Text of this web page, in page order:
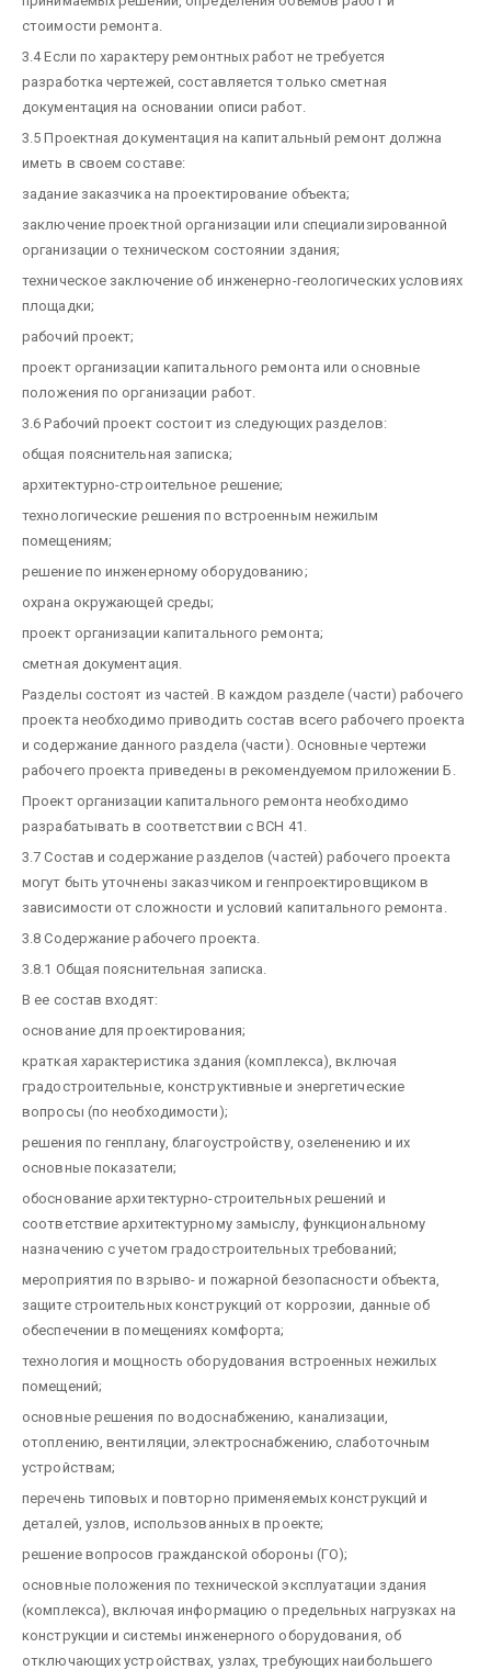
стоимости ремонта.
3.4 Если по характеру ремонтных работ не требуется
разработка чертежей, составляется только сметная
документация на основании описи работ.
3.5 Проектная документация на капитальный ремонт должна
иметь в своем составе:
задание заказчика на проектирование объекта;
заключение проектной организации или специализированной
организации о техническом состоянии здания;
техническое заключение об инженерно-геологических условиях
площадки;
рабочий проект;
проект организации капитального ремонта или основные
положения по организации работ.
3.6 Рабочий проект состоит из следующих разделов:
общая пояснительная записка;
архитектурно-строительное решение;
технологические решения по встроенным нежилым
помещениям;
решение по инженерному оборудованию;
охрана окружающей среды;
проект организации капитального ремонта;
сметная документация.
Разделы состоят из частей. В каждом разделе (части) рабочего
проекта необходимо приводить состав всего рабочего проекта
и содержание данного раздела (части). Основные чертежи
рабочего проекта приведены в рекомендуемом приложении Б.
Проект организации капитального ремонта необходимо
разрабатывать в соответствии с ВСН 41.
3.7 Состав и содержание разделов (частей) рабочего проекта
могут быть уточнены заказчиком и генпроектировщиком в
зависимости от сложности и условий капитального ремонта.
3.8 Содержание рабочего проекта.
3.8.1 Общая пояснительная записка.
В ее состав входят:
основание для проектирования;
краткая характеристика здания (комплекса), включая
градостроительные, конструктивные и энергетические
вопросы (по необходимости);
решения по генплану, благоустройству, озеленению и их
основные показатели;
обоснование архитектурно-строительных решений и
соответствие архитектурному замыслу, функциональному
назначению с учетом градостроительных требований;
мероприятия по взрыво- и пожарной безопасности объекта,
защите строительных конструкций от коррозии, данные об
обеспечении в помещениях комфорта;
технология и мощность оборудования встроенных нежилых
помещений;
основные решения по водоснабжению, канализации,
отоплению, вентиляции, электроснабжению, слаботочным
устройствам;
перечень типовых и повторно применяемых конструкций и
деталей, узлов, использованных в проекте;
решение вопросов гражданской обороны (ГО);
основные положения по технической эксплуатации здания
(комплекса), включая информацию о предельных нагрузках на
конструкции и системы инженерного оборудования, об
отключающих устройствах, узлах, требующих наибольшего